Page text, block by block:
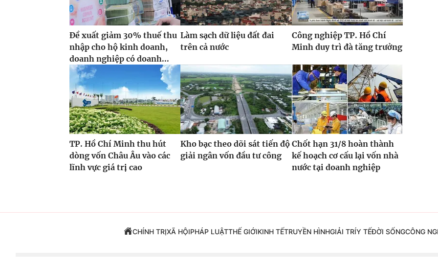
Đề xuất giảm 30% thuế thu
nhập cho hộ kinh doanh,
doanh nghiệp có doanh...
Làm sạch dữ liệu đất đai
trên cả nước
Công nghiệp TP. Hồ Chí
Minh duy trì đà tăng trưởng
TP. Hồ Chí Minh thu hút
dòng vốn Châu Âu vào các
lĩnh vực giá trị cao
Kho bạc theo dõi sát tiến độ
giải ngân vốn đầu tư công
Chốt hạn 31/8 hoàn thành
kế hoạch cơ cấu lại vốn nhà
nước tại doanh nghiệp
CHÍNH TRỊXÃ HỘIPHÁP LUẬTTHẾ GIỚIKINH TẾTRUYỀN HÌNHGIẢI TRÍY TẾĐỜI SỐNGCÔNG